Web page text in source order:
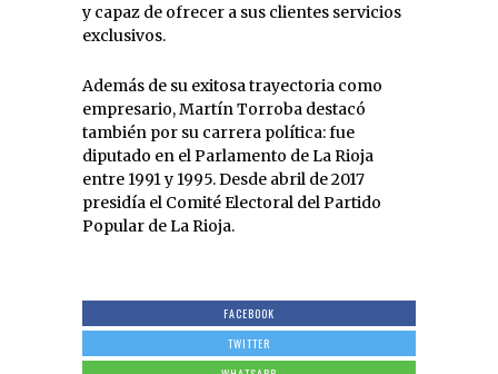
y capaz de ofrecer a sus clientes servicios
exclusivos.
Además de su exitosa trayectoria como
empresario, Martín Torroba destacó
también por su carrera política: fue
diputado en el Parlamento de La Rioja
entre 1991 y 1995. Desde abril de 2017
presidía el Comité Electoral del Partido
Popular de La Rioja.
FACEBOOK
TWITTER